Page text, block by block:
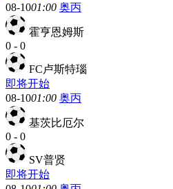
08-1001:00 奥丙
霍亨恩姆斯
0 - 0
FC卢斯特瑙
即将开始
08-1001:00 奥丙
基茨比厄尔
0 - 0
SV普贤
即将开始